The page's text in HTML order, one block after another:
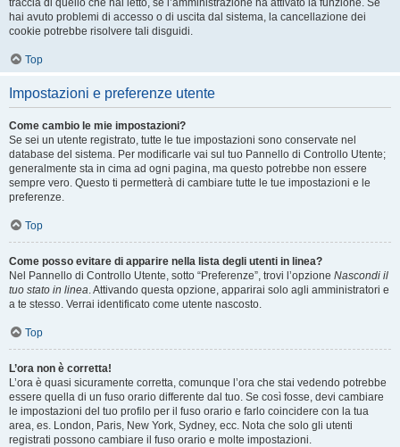
traccia di quello che hai letto, se l’amministrazione ha attivato la funzione. Se
hai avuto problemi di accesso o di uscita dal sistema, la cancellazione dei
cookie potrebbe risolvere tali disguidi.
Top
Impostazioni e preferenze utente
Come cambio le mie impostazioni?
Se sei un utente registrato, tutte le tue impostazioni sono conservate nel
database del sistema. Per modificarle vai sul tuo Pannello di Controllo Utente;
generalmente sta in cima ad ogni pagina, ma questo potrebbe non essere
sempre vero. Questo ti permetterà di cambiare tutte le tue impostazioni e le
preferenze.
Top
Come posso evitare di apparire nella lista degli utenti in linea?
Nel Pannello di Controllo Utente, sotto “Preferenze”, trovi l’opzione Nascondi il
tuo stato in linea. Attivando questa opzione, apparirai solo agli amministratori e
a te stesso. Verrai identificato come utente nascosto.
Top
L’ora non è corretta!
L’ora è quasi sicuramente corretta, comunque l’ora che stai vedendo potrebbe
essere quella di un fuso orario differente dal tuo. Se così fosse, devi cambiare
le impostazioni del tuo profilo per il fuso orario e farlo coincidere con la tua
area, es. London, Paris, New York, Sydney, ecc. Nota che solo gli utenti
registrati possono cambiare il fuso orario e molte impostazioni.